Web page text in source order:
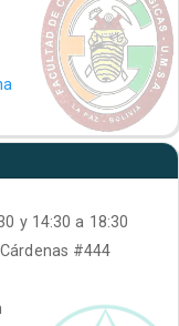
y 14:30 a 18:30
#444